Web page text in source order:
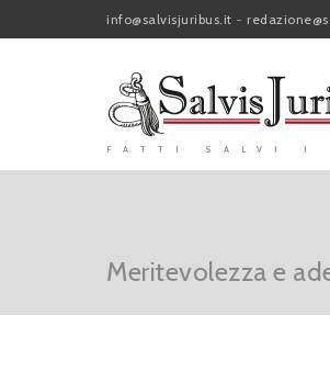
info@salvisjuribus.it -
FATTI SALVI I
Meritevolezza e